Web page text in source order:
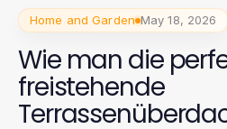
Home and Garden May 18, 2026
Wie man die
freistehende